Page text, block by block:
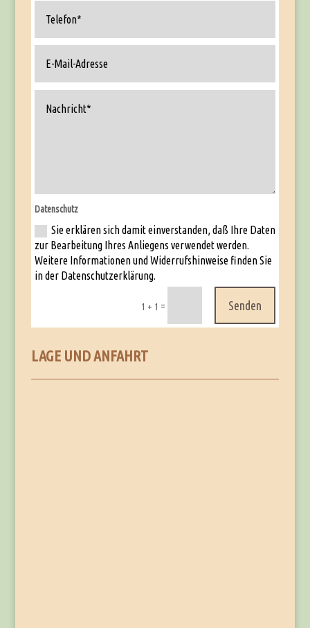
Datenschutz
Sie erklären sich damit einverstanden, daß Ihre Daten
zur Bearbeitung Ihres Anliegens verwendet werden.
Weitere Informationen und Widerrufshinweise finden Sie
in der Datenschutzerklärung.
1 + 1 = Senden
LAGE UND ANFAHRT